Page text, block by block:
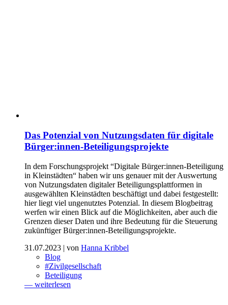
Das Potenzial von Nutzungsdaten für digitale
Bürger:innen-Beteiligungsprojekte
In dem Forschungsprojekt “Digitale Bürger:innen-Beteiligung
in Kleinstädten“ haben wir uns genauer mit der Auswertung
von Nutzungsdaten digitaler Beteiligungsplattformen in
ausgewählten Kleinstädten beschäftigt und dabei festgestellt:
hier liegt viel ungenutztes Potenzial. In diesem Blogbeitrag
werfen wir einen Blick auf die Möglichkeiten, aber auch die
Grenzen dieser Daten und ihre Bedeutung für die Steuerung
zukünftiger Bürger:innen-Beteiligungsprojekte.
31.07.2023 | von Hanna Kribbel
Blog
#Zivilgesellschaft
Beteiligung
— weiterlesen